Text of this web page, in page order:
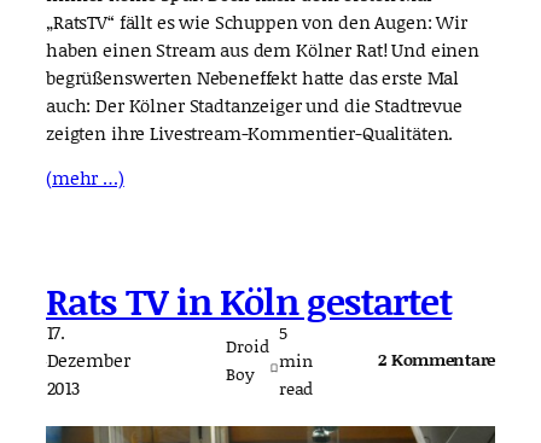
„RatsTV“ fällt es wie Schuppen von den Augen: Wir
haben einen Stream aus dem Kölner Rat! Und einen
begrüßenswerten Nebeneffekt hatte das erste Mal
auch: Der Kölner Stadtanzeiger und die Stadtrevue
zeigten ihre Livestream-Kommentier-Qualitäten.
(mehr …)
Rats TV in Köln gestartet
17.
Dezember
2013
Droid
Boy
5
min
read
2 Kommentare